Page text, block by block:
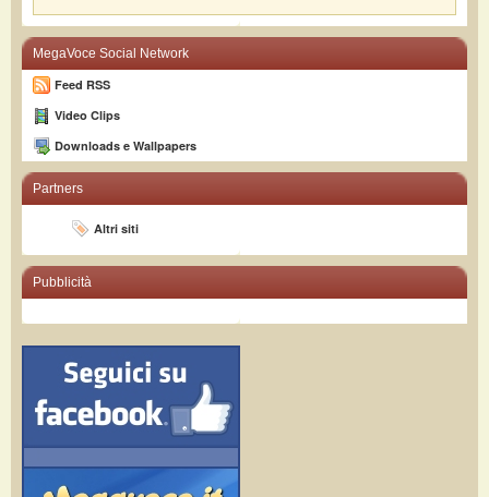
MegaVoce Social Network
Feed RSS
Video Clips
Downloads e Wallpapers
Partners
Altri siti
Pubblicità